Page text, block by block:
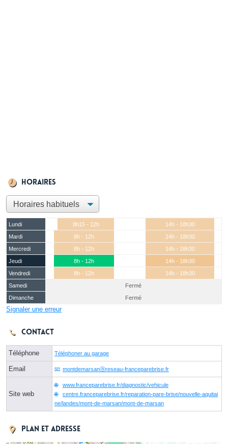
Horaires
Lundi 8h15 - 12h
14h - 18h30
Mardi
8h - 12h
14h - 18h30
Mercredi
8h - 12h
14h - 18h30
Jeudi
8h - 12h
14h - 18h30
Vendredi
8h - 12h
14h - 18h30
Samedi
Fermé
Dimanche
Fermé
Signaler une erreur
Contact
Téléphone Téléphoner au garage
Email montdemarsanⓐreseau-franceparebrise.fr
Site web
www.franceparebrise.fr/diagnostic/vehicule
centre.franceparebrise.fr/reparation-pare-brise/nouvelle-aquitai
ne/landes/mont-de-marsan/mont-de-marsan
Plan et adresse